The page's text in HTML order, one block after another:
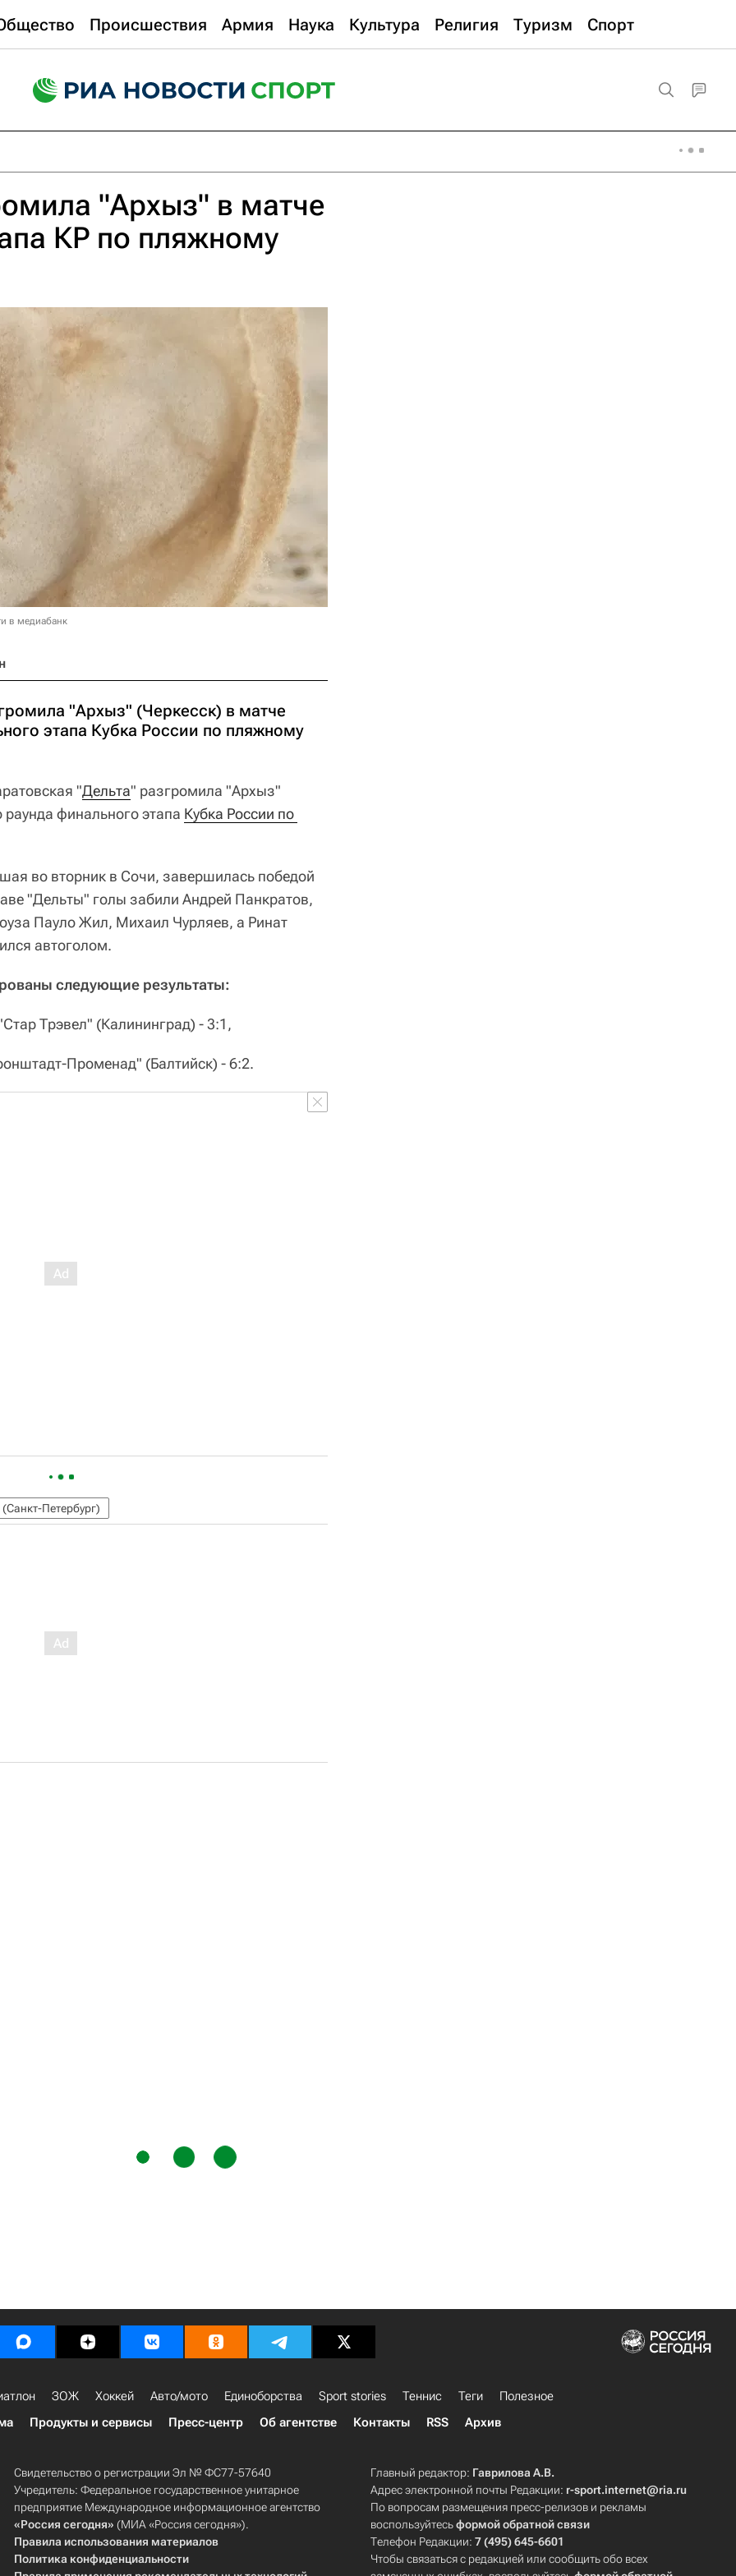
Происшествия Армия Наука Культура Религия Туризм Спорт
"Архыз" в матче
КР по пляжному
в медиабанк
"Архыз" (Черкесск) в матче
этапа Кубка России по пляжному
"Дельта" разгромила "Архыз"
раунда финального этапа Кубка России по
во вторник в Сочи, завершилась победой
"Дельты" голы забили Андрей Панкратов,
Пауло Жил, Михаил Чурляев, а Ринат
автоголом.
следующие результаты:
Трэвел" (Калининград) - 3:1,
Променад" (Балтийск) - 6:2.
Петербург)
ЗОЖ Хоккей Авто/мото Единоборства Sport stories Теннис Теги
Полезное
Продукты и сервисы Пресс-центр Об агентстве Контакты RSS Архив
Свидетельство о регистрации Эл № ФС77-57640
Учредитель: Федеральное государственное унитарное
предприятие Международное информационное агентство
«Россия сегодня» (МИА «Россия сегодня»).
Правила использования материалов
Политика конфиденциальности
Главный редактор: Гаврилова А.В.
Адрес электронной почты Редакции: r-sport.internet@ria.ru
По вопросам размещения пресс-релизов и рекламы
воспользуйтесьформой обратной связи
Телефон Редакции:7 (495) 645-6601
Чтобы связаться с редакцией или сообщить обо всех